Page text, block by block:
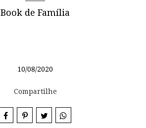
Book de Família
10/08/2020
Compartilhe